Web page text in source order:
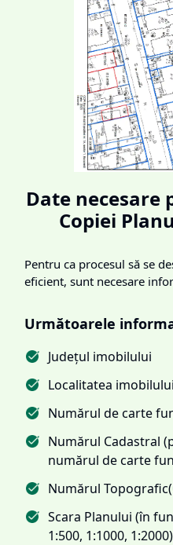
Date necesare
Copiei
Pentru ca procesul să se
eficient, sunt necesare
Următoarele
Județul imobilului
Localitatea imobilului
Numărul de carte
Numărul Cadastral
numărul de carte
Numărul
Scara Planului (în
1:500, 1:1000, 1:2000)